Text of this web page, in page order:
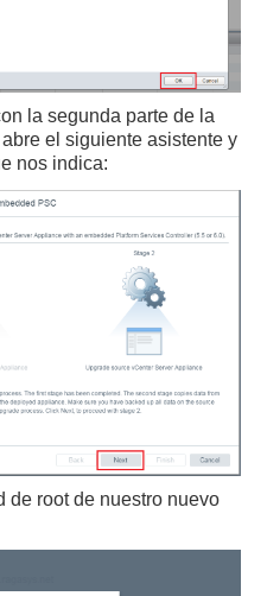
la segunda parte de la
el siguiente asistente y
nos indica:
de root de nuestro nuevo